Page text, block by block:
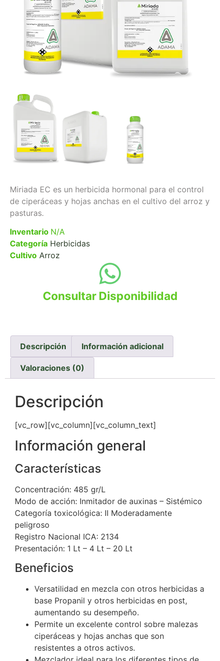
Miriada EC es un herbicida hormonal para el control
de ciperáceas y hojas anchas en el cultivo del arroz y
pasturas.
Inventario N/A
Categoría Herbicidas
Cultivo Arroz
Consultar Disponibilidad
Descripción Información adicional
Valoraciones (0)
Descripción
[vc_row][vc_column][vc_column_text]
Información general
Características
Concentración: 485 gr/L
Modo de acción: Inmitador de auxinas – Sistémico
Categoría toxicológica: II Moderadamente
peligroso
Registro Nacional ICA: 2134
Presentación: 1 Lt – 4 Lt – 20 Lt
Beneficios
Versatilidad en mezcla con otros herbicidas a
base Propanil y otros herbicidas en post,
aumentando su desempeño.
Permite un excelente control sobre malezas
ciperáceas y hojas anchas que son
resistentes a otros activos.